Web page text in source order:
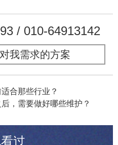
/ 010-64913142
我需求的方案
合那些行业？
，需要做好哪些维护？
过